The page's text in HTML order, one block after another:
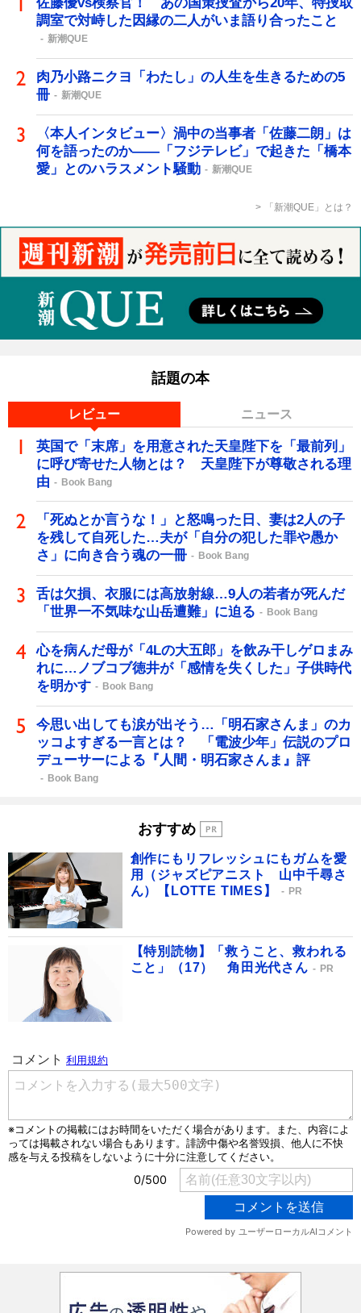
佐藤優vs検察官！ あの国策捜査から20年、特捜取
調室で対峙した因縁の二人がいま語り合ったこと
新潮QUE
肉乃小路ニクヨ「わたし」の人生を生きるための5
冊
新潮QUE
〈本人インタビュー〉渦中の当事者「佐藤二朗」は
何を語ったのか――「フジテレビ」で起きた「橋本
愛」とのハラスメント騒動
新潮QUE
「新潮QUE」とは？
話題の本
レビュー ニュース
英国で「末席」を用意された天皇陛下を「最前列」
に呼び寄せた人物とは？ 天皇陛下が尊敬される理
由
Book Bang
「死ぬとか言うな！」と怒鳴った日、妻は2人の子
を残して自死した…夫が「自分の犯した罪や愚か
さ」に向き合う魂の一冊
Book Bang
舌は欠損、衣服には高放射線…9人の若者が死んだ
「世界一不気味な山岳遭難」に迫る
Book Bang
心を病んだ母が「4Lの大五郎」を飲み干しゲロまみ
れに…ノブコブ徳井が「感情を失くした」子供時代
を明かす
Book Bang
今思い出しても涙が出そう…「明石家さんま」のカ
ッコよすぎる一言とは？ 「電波少年」伝説のプロ
デューサーによる『人間・明石家さんま』評
Book Bang
おすすめ
創作にもリフレッシュにもガムを愛
用（ジャズピアニスト 山中千尋さ
ん）【LOTTE TIMES】
PR
【特別読物】「救うこと、救われる
こと」（17） 角田光代さん
PR